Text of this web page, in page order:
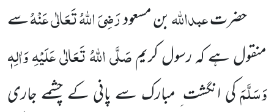
حضرتعبداللّٰہبن مسعودرَضِیَ اللّٰہُ تَعَالٰی عَنْہُسے
منقول ہے کہ رسول کریمصَلَّی اللّٰہُ تَعَالٰی عَلَیْہِ وَاٰلِہٖ
وَسَلَّمَکی انگشت ِ مبارک سے پانی کے چشمے جاری